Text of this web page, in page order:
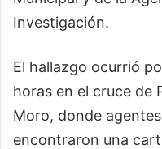
Investigación.
El hallazgo ocurrió
horas en el cruce de
Moro, donde
encontraron una